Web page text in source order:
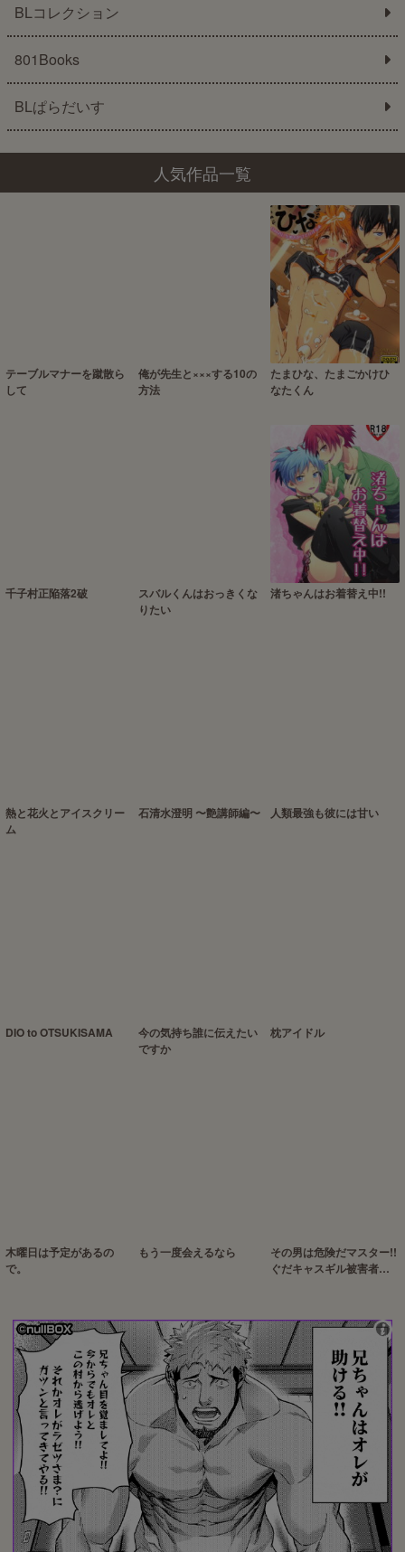
BLコレクション
801Books
BLぱらだいす
人気作品一覧
テーブルマナーを蹴散ら
して
俺が先生と×××する10の
方法
たまひな、たまごかけひ
なたくん
千子村正陥落2破
スバルくんはおっきくな
りたい
渚ちゃんはお着替え中!!
熱と花火とアイスクリー
ム
石清水澄明 〜艶講師編〜 人類最強も彼には甘い
DIO to OTSUKISAMA
今の気持ち誰に伝えたい
ですか
枕アイドル
木曜日は予定があるの
で。
もう一度会えるなら
その男は危険だマスター!!
ぐだキャスギル被害者の